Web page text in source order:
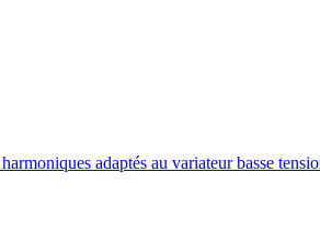
adaptés au variateur basse